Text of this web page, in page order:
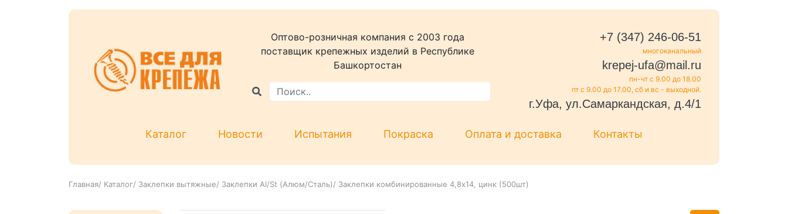
Оптово-розничная компания c 2003 года
поставщик крепежных изделий в Республике
Башкортостан
+7 (347) 246-06-51
многоканальный
krepej-ufa@mail.ru
пн-чт с 9.00 до 18.00
пт с 9.00 до 17.00, сб и вс - выходной.
г.Уфа, ул.Самаркандская, д.4/1
Каталог Новости Испытания Покраска Оплата и доставка Контакты
Главная/ Каталог/ Заклепки вытяжные/ Заклепки Al/St (Алюм/Сталь)/ Заклепки комбинированные 4,8х14, цинк (500шт)